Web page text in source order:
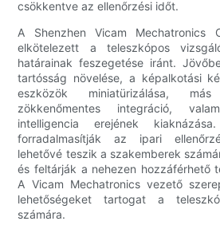
csökkentve az ellenőrzési időt.
A Shenzhen Vicam
elkötelezett a teleszkópos
határainak feszegetése iránt.
tartósság növelése, a képalkotási
eszközök miniatürizálása,
zökkenőmentes integráció,
intelligencia erejének
forradalmasítják az ipari
lehetővé teszik a szakemberek
és feltárják a nehezen hozzáférhető
A Vicam Mechatronics vezető
lehetőségeket tartogat a
számára.